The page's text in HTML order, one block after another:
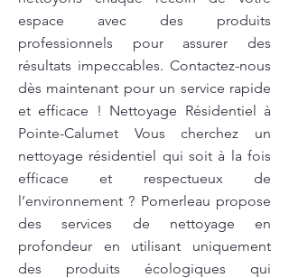
espace avec des produits
professionnels pour assurer des
résultats impeccables. Contactez-nous
dès maintenant pour un service rapide
et efficace ! Nettoyage Résidentiel à
Pointe-Calumet Vous cherchez un
nettoyage résidentiel qui soit à la fois
efficace et respectueux de
l’environnement ? Pomerleau propose
des services de nettoyage en
profondeur en utilisant uniquement
des produits écologiques qui